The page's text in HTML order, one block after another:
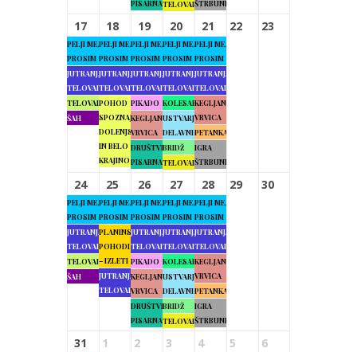
PISARNATELOVADBAŠTRBUNK
17
PELJI ME,
PROSIM
JUTRANJA
TELOVADBA
TELOVADBA
ŠAH
18
PELJI ME,
PROSIM
JUTRANJA
TELOVADBA
POHOD
SPOZNAJMO
DOLENJSKO
IN BELO
KRAJINO
19
PELJI ME,
PROSIM
JUTRANJA
TELOVADBA
PIKADO
KEGLJANJE
VRVICA
DRUŠTVENA
PISARNA
20
PELJI ME,
PROSIM
JUTRANJA
TELOVADBA
KOLESARJENJE
USTVARJALNE
DELAVNICE
BRIDŽ
TELOVADBA
21
PELJI ME,
PROSIM
JUTRANJA
TELOVADBA
KEGLJANJE
VRVICA
PETANKA
IGRA
ŠTRBUNK
22 23
24
PELJI ME,
PROSIM
JUTRANJA
TELOVADBA
TELOVADBA
ŠAH
25
PELJI ME,
PROSIM
PLANINSKI
POHODI
– IZLETI
JUTRANJA
TELOVADBA
26
PELJI ME,
PROSIM
JUTRANJA
TELOVADBA
PIKADO
KEGLJANJE
VRVICA
DRUŠTVENA
PISARNA
27
PELJI ME,
PROSIM
JUTRANJA
TELOVADBA
KOLESARJENJE
USTVARJALNE
DELAVNICE
BRIDŽ
TELOVADBA
28
PELJI ME,
PROSIM
JUTRANJA
TELOVADBA
KEGLJANJE
VRVICA
PETANKA
IGRA
ŠTRBUNK
29 30
31 1 2 3 4 5 6